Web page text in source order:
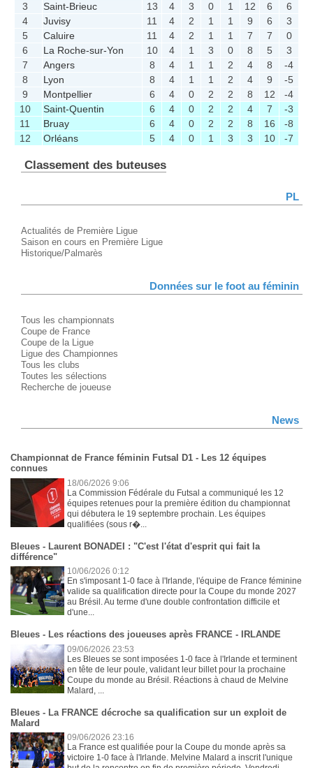
3
Saint-Brieuc 13 4 3 0 1 12 6
6
4
Juvisy 11 4 2 1 1 9 6
3
5
Caluire 11 4 2 1 1 7 7
0
6
La Roche-sur-Yon 10 4 1 3 0 8 5
3
7
Angers 8 4 1 1 2 4 8
-4
8
Lyon 8 4 1 1 2 4 9
-5
9
Montpellier 6 4 0 2 2 8 12
-4
10
Saint-Quentin 6 4 0 2 2 4 7
-3
11
Bruay 6 4 0 2 2 8 16
-8
12
Orléans 5 4 0 1 3 3 10 -7
Classement des buteuses
PL
Actualités de Première Ligue
Saison en cours en Première Ligue
Historique/Palmarès
Données sur le foot au féminin
Tous les championnats
Coupe de France
Coupe de la Ligue
Ligue des Championnes
Tous les clubs
Toutes les sélections
Recherche de joueuse
News
Championnat de France féminin Futsal D1 - Les 12 équipes
connues
18/06/2026 9:06
La Commission Fédérale du Futsal a communiqué les 12
équipes retenues pour la première édition du championnat
qui débutera le 19 septembre prochain. Les équipes
qualifiées (sous r�...
Bleues - Laurent BONADEI : "C'est l'état d'esprit qui fait la
différence"
10/06/2026 0:12
En s'imposant 1-0 face à l'Irlande, l'équipe de France féminine
valide sa qualification directe pour la Coupe du monde 2027
au Brésil. Au terme d'une double confrontation difficile et
d'une...
Bleues - Les réactions des joueuses après FRANCE - IRLANDE
09/06/2026 23:53
Les Bleues se sont imposées 1-0 face à l'Irlande et terminent
en tête de leur poule, validant leur billet pour la prochaine
Coupe du monde au Brésil. Réactions à chaud de Melvine
Malard, ...
Bleues - La FRANCE décroche sa qualification sur un exploit de
Malard
09/06/2026 23:16
La France est qualifiée pour la Coupe du monde après sa
victoire 1-0 face à l'Irlande. Melvine Malard a inscrit l'unique